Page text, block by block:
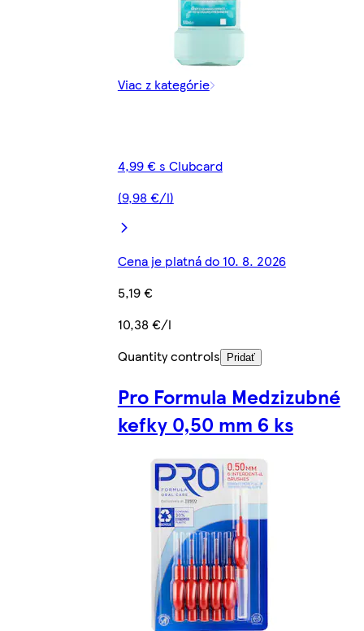
Viac z kategórie
4,99 € s Clubcard
(9,98 €/l)
Cena je platná do 10. 8. 2026
5,19 €
10,38 €/l
Quantity controls
Pridať
Pro Formula Medzizubné
kefky 0,50 mm 6 ks